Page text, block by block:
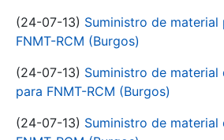
(24-07-13) Suministro de material
FNMT-RCM (Burgos)
(24-07-13) Suministro de
para FNMT-RCM (Burgos)
(24-07-13) Suministro de